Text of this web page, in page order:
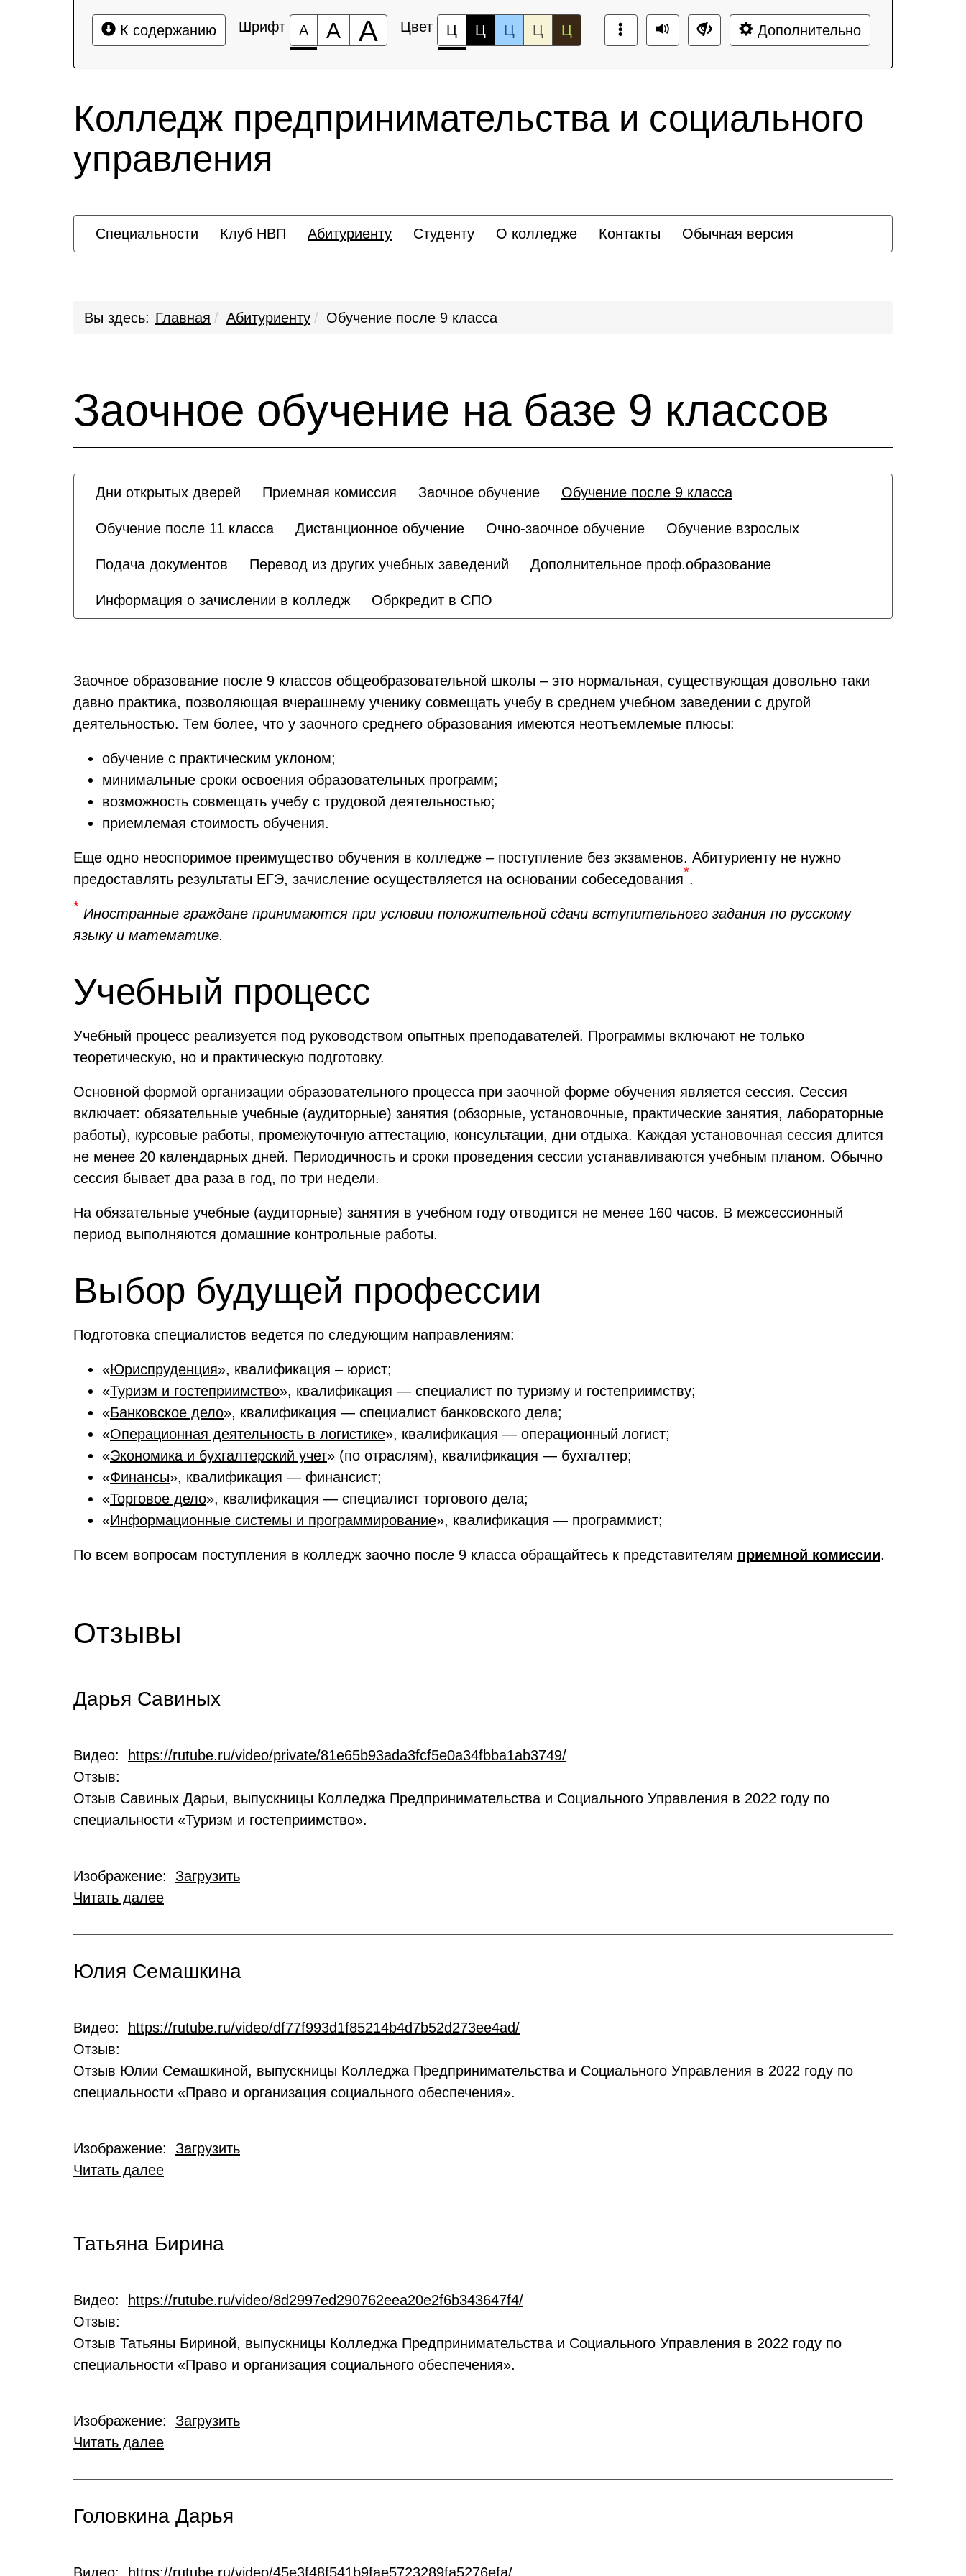
К содержанию Шрифт А А А Цвет Ц Ц Ц Ц Ц Дополнительно
Колледж предпринимательства и социального
управления
Специальности Клуб НВП Абитуриенту Студенту О колледже Контакты Обычная версия
Вы здесь: Главная Абитуриенту Обучение после 9 класса
Заочное обучение на базе 9 классов
Дни открытых дверей Приемная комиссия Заочное обучение Обучение после 9 класса
Обучение после 11 класса Дистанционное обучение Очно-заочное обучение Обучение взрослых
Подача документов Перевод из других учебных заведений Дополнительное проф.образование
Информация о зачислении в колледж Обркредит в СПО
Заочное образование после 9 классов общеобразовательной школы – это нормальная, существующая довольно таки
давно практика, позволяющая вчерашнему ученику совмещать учебу в среднем учебном заведении с другой
деятельностью. Тем более, что у заочного среднего образования имеются неотъемлемые плюсы:
обучение с практическим уклоном;
минимальные сроки освоения образовательных программ;
возможность совмещать учебу с трудовой деятельностью;
приемлемая стоимость обучения.
Еще одно неоспоримое преимущество обучения в колледже – поступление без экзаменов. Абитуриенту не нужно
предоставлять результаты ЕГЭ, зачисление осуществляется на основании собеседования*.
* Иностранные граждане принимаются при условии положительной сдачи вступительного задания по русскому
языку и математике.
Учебный процесс
Учебный процесс реализуется под руководством опытных преподавателей. Программы включают не только
теоретическую, но и практическую подготовку.
Основной формой организации образовательного процесса при заочной форме обучения является сессия. Сессия
включает: обязательные учебные (аудиторные) занятия (обзорные, установочные, практические занятия, лабораторные
работы), курсовые работы, промежуточную аттестацию, консультации, дни отдыха. Каждая установочная сессия длится
не менее 20 календарных дней. Периодичность и сроки проведения сессии устанавливаются учебным планом. Обычно
сессия бывает два раза в год, по три недели.
На обязательные учебные (аудиторные) занятия в учебном году отводится не менее 160 часов. В межсессионный
период выполняются домашние контрольные работы.
Выбор будущей профессии
Подготовка специалистов ведется по следующим направлениям:
«Юриспруденция», квалификация – юрист;
«Туризм и гостеприимство», квалификация — специалист по туризму и гостеприимству;
«Банковское дело», квалификация — специалист банковского дела;
«Операционная деятельность в логистике», квалификация — операционный логист;
«Экономика и бухгалтерский учет» (по отраслям), квалификация — бухгалтер;
«Финансы», квалификация — финансист;
«Торговое дело», квалификация — специалист торгового дела;
«Информационные системы и программирование», квалификация — программист;
По всем вопросам поступления в колледж заочно после 9 класса обращайтесь к представителям приемной комиссии.
Отзывы
Дарья Савиных
Видео:
https://rutube.ru/video/private/81e65b93ada3fcf5e0a34fbba1ab3749/
Отзыв:
Отзыв Савиных Дарьи, выпускницы Колледжа Предпринимательства и Социального Управления в 2022 году по
специальности «Туризм и гостеприимство».
Изображение: Загрузить
Читать далее
Юлия Семашкина
Видео:
https://rutube.ru/video/df77f993d1f85214b4d7b52d273ee4ad/
Отзыв:
Отзыв Юлии Семашкиной, выпускницы Колледжа Предпринимательства и Социального Управления в 2022 году по
специальности «Право и организация социального обеспечения».
Изображение: Загрузить
Читать далее
Татьяна Бирина
Видео:
https://rutube.ru/video/8d2997ed290762eea20e2f6b343647f4/
Отзыв:
Отзыв Татьяны Бириной, выпускницы Колледжа Предпринимательства и Социального Управления в 2022 году по
специальности «Право и организация социального обеспечения».
Изображение: Загрузить
Читать далее
Головкина Дарья
Видео: https://rutube.ru/video/45e3f48f541b9fae5723289fa5276efa/